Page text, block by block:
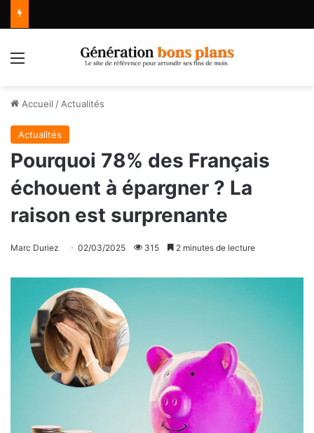
Menu
Accueil /Actualités
Actualités
Pourquoi 78% des Français
échouent à épargner ? La
raison est surprenante
Marc Duriez 02/03/2025 315 2 minutes de lecture